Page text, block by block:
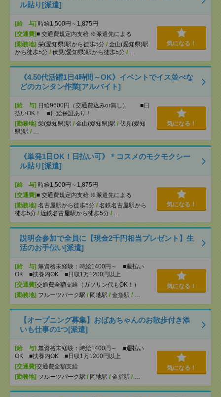
ル貼り[派遣]
[給 与] 時給1,500円～1,875円
[交通費]■ 交通費規定内支給 ※派遣先による
[勤務地] 栄(愛知県)駅から徒歩5分 / 金山(愛知県)駅
から徒歩5分 / 伏見(愛知県)駅から徒歩5分 / …
気になる！
《4.50代活躍1日4時間～OK》イベントでイス並べな
どのカンタン作業[アルバイト]
[給 与] 日給9600円（交通費込みor無し） ■日
払いOK！ ■日給保証あり！
[勤務地] 栄(愛知県)駅 / 金山(愛知県)駅 / 伏見(愛知
県)駅 / …
気になる！
《単発1日OK！日払い可》＊コスメのモクモクシー
ル貼り[派遣]
[給 与] 時給1,500円～1,875円
[交通費]■ 交通費規定内支給 ※派遣先による
[勤務地] 名古屋駅から徒歩5分 / 名鉄名古屋駅から
徒歩5分 / 近鉄名古屋駅から徒歩5分 / …
気になる！
説明会参加で全員に【現金2千円相当プレゼント】生
活のお手伝い[派遣]
[給 与] 無資格未経験：時給1400円～ ■週払い
OK ■扶養内OK ■日収1万1200円以上
[交通費]交通費全額支給（ガソリン代もOK！）
[勤務地] フルーツパーク駅 / 岡地駅 / 金指駅 / …
気になる！
【オープニング募集】おばあちゃんのお散歩付き添
いも仕事の1つ[派遣]
[給 与] 無資格未経験：時給1400円～ ■週払い
OK ■扶養内OK ■日収1万1200円以上
[交通費]交通費全額支給
[勤務地] フルーツパーク駅 / 岡地駅 / 金指駅 / …
気になる！